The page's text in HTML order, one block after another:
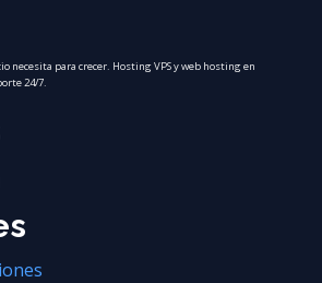
necesita para crecer. Hosting VPS y web hosting en
24/7.